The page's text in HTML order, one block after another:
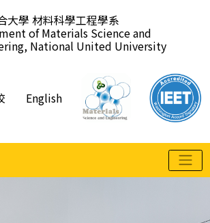
大學 材料科學工程學系
of Materials Science and
National United University
English